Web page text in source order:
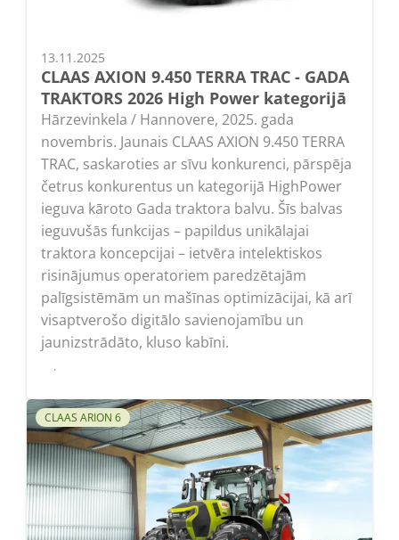
13.11.2025
CLAAS AXION 9.450 TERRA TRAC - GADA
TRAKTORS 2026 High Power kategorijā
Hārzevinkela / Hannovere, 2025. gada
novembris. Jaunais CLAAS AXION 9.450 TERRA
TRAC, saskaroties ar sīvu konkurenci, pārspēja
četrus konkurentus un kategorijā HighPower
ieguva kāroto Gada traktora balvu. Šīs balvas
ieguvušās funkcijas – papildus unikālajai
traktora koncepcijai – ietvēra intelektiskos
risinājumus operatoriem paredzētajām
palīgsistēmām un mašīnas optimizācijai, kā arī
visaptverošo digitālo savienojamību un
jaunizstrādāto, kluso kabīni.
Lasīt
CLAAS ARION 6